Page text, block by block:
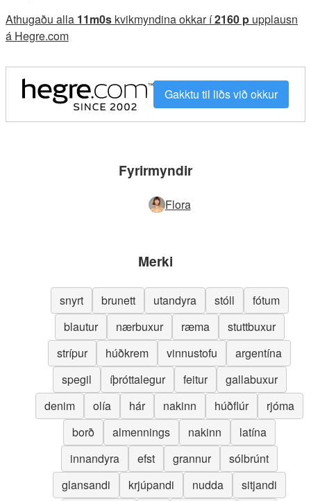
Athugaðu alla 11m0s kvikmyndina okkar í2160 p upplausn
á Hegre.com
Gakktu til liðs við okkur
Fyrirmyndir
Flora
Merki
snyrt brunett utandyra stóll
fótum
blautur
nærbuxur ræma
stuttbuxur
strípur
húðkrem vinnustofu
argentína
spegil
íþróttalegur feitur
gallabuxur
denim
olía hár nakinn húðflúr
rjóma
borð
almennings nakinn
latína
innandyra
efst grannur
sólbrúnt
glansandi
krjúpandi nudda
sitjandi